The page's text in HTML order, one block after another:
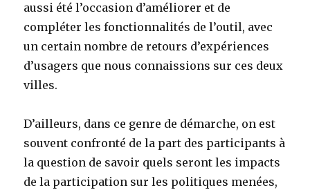
aussi été l’occasion d’améliorer et de
compléter les fonctionnalités de l’outil, avec
un certain nombre de retours d’expériences
d’usagers que nous connaissions sur ces deux
villes.
D’ailleurs, dans ce genre de démarche, on est
souvent confronté de la part des participants à
la question de savoir quels seront les impacts
de la participation sur les politiques menées,